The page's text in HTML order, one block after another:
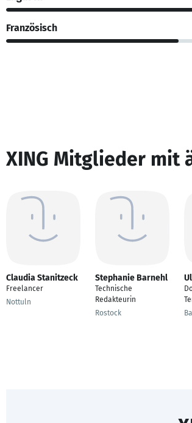
Französisch
XING Mitglieder mit
Claudia Stanitzeck
Freelancer
Nottuln
Stephanie Barnehl
Technische
Redakteurin
Rostock